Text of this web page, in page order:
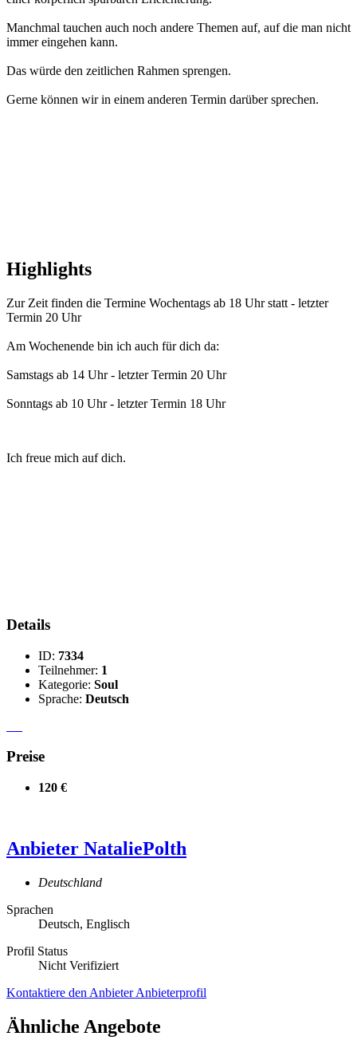
Manchmal tauchen auch noch andere Themen auf, auf die man nicht
immer eingehen kann.
Das würde den zeitlichen Rahmen sprengen.
Gerne können wir in einem anderen Termin darüber sprechen.
Highlights
Zur Zeit finden die Termine Wochentags ab 18 Uhr statt - letzter
Termin 20 Uhr
Am Wochenende bin ich auch für dich da:
Samstags ab 14 Uhr - letzter Termin 20 Uhr
Sonntags ab 10 Uhr - letzter Termin 18 Uhr
Ich freue mich auf dich.
Details
ID: 7334
Teilnehmer: 1
Kategorie: Soul
Sprache: Deutsch
Preise
120 €
Anbieter NataliePolth
Deutschland
Sprachen
Deutsch, Englisch
Profil Status
Nicht Verifiziert
Kontaktiere den AnbieterAnbieterprofil
Ähnliche Angebote